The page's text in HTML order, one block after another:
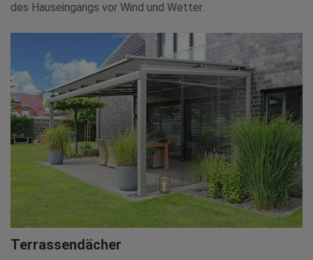
des Hauseingangs vor Wind und Wetter.
Terrassendächer